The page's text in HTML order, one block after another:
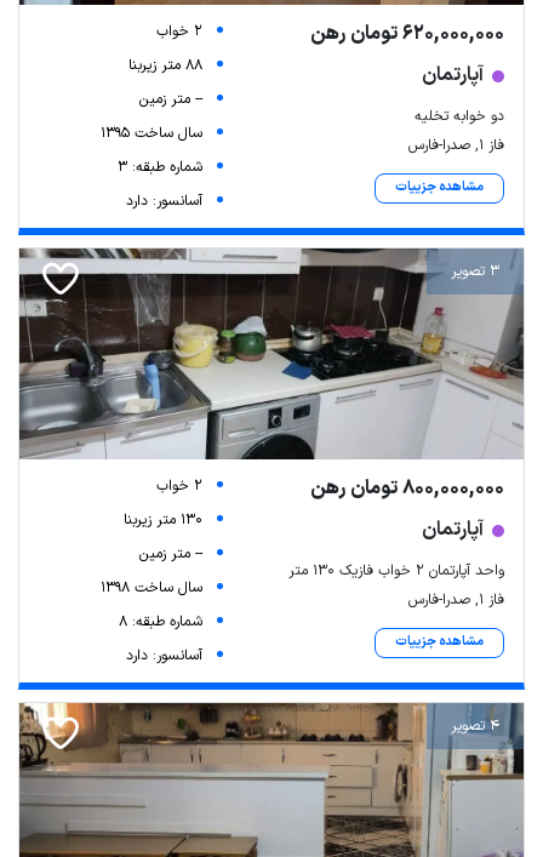
620,000,000 تومان رهن
آپارتمان
دو خوابه تخلیه
فاز ۱, صدرا-فارس
مشاهده جزییات
2 خواب
88 متر زیربنا
-- متر زمین
سال ساخت 1395
شماره طبقه: 3
آسانسور: دارد
3 تصویر
800,000,000 تومان رهن
آپارتمان
واحد آپارتمان ۲ خواب فازیک ۱۳۰ متر
فاز ۱, صدرا-فارس
مشاهده جزییات
2 خواب
130 متر زیربنا
-- متر زمین
سال ساخت 1398
شماره طبقه: 8
آسانسور: دارد
4 تصویر